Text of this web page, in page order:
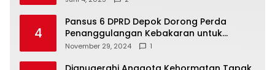
4
Pansus 6 DPRD Depok Dorong Perda
Penanggulangan Kebakaran untuk
Keselamatan Warga
November 29, 2024 1